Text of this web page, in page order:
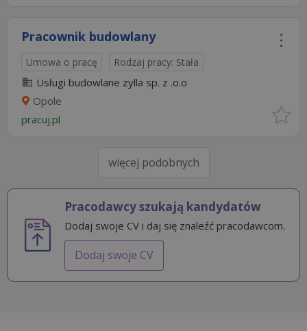
Pracownik budowlany
Umowa o pracę Rodzaj pracy: Stała
Usługi budowlane zylla sp. z .o.o
Opole
pracuj.pl
więcej podobnych
Pracodawcy szukają kandydatów
Dodaj swoje CV i daj się znaleźć pracodawcom.
Dodaj swoje CV